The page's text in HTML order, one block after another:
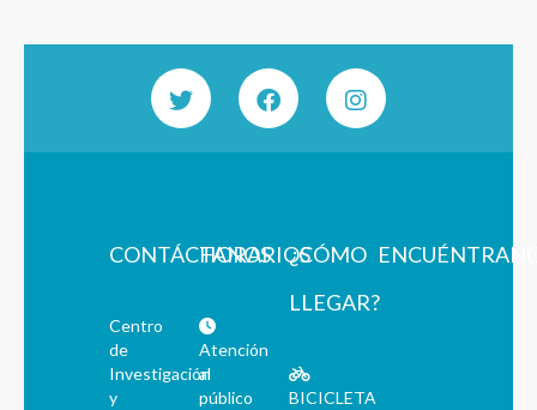
CONTÁCTANOS
Centro
de
Investigación
y
HORARIOS
Atención
al
público
¿CÓMO
LLEGAR?
BICICLETA